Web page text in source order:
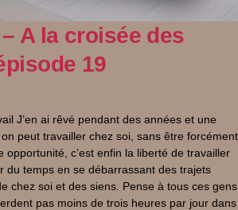
A la croisée des
19
J’en ai rêvé pendant des années et une
peut travailler chez soi, sans être forcément
opportunité, c’est enfin la liberté de travailler
du temps en se débarrassant des trajets
chez soi et des siens. Pense à tous ces gens
pas moins de trois heures par jour dans